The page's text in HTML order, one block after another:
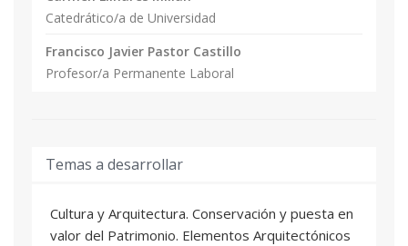
Catedrático/a de Universidad
Francisco Javier Pastor Castillo
Profesor/a Permanente Laboral
Temas a desarrollar
Cultura y Arquitectura. Conservación y puesta en
valor del Patrimonio. Elementos Arquitectónicos